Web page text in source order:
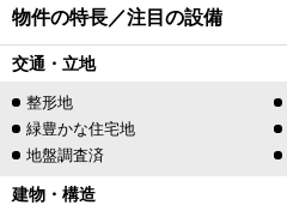
物件の特長／注目の設備
交通・立地
整形地
緑豊かな住宅地
地盤調査済
建物・構造